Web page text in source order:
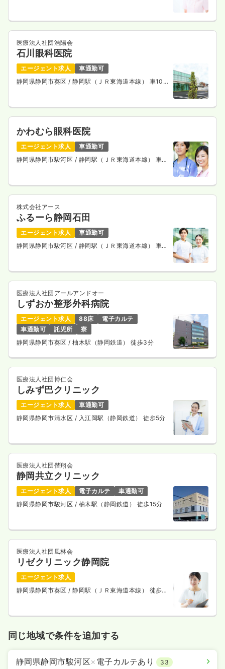
医療法人社団浩陽会
石川眼科医院
エージェント求人
車通勤可
静岡県静岡市葵区/ 静岡駅（ＪＲ東海道本線） 車10
かわむら眼科医院
エージェント求人
車通勤可
静岡県静岡市駿河区 / 静岡駅（ＪＲ東海道本線） 車
株式会社アース
ふるーら静岡石田
エージェント求人
車通勤可
静岡県静岡市駿河区 / 静岡駅（ＪＲ東海道本線） 車
医療法人社団アールアンドオー
しずおか整形外科病院
エージェント求人 88床
電子カルテ
車通勤可
託児所
寮
静岡県静岡市葵区 / 柚木駅（静岡鉄道） 徒歩3分
医療法人社団博仁会
しみず巴クリニック
エージェント求人
車通勤可
静岡県静岡市清水区 / 入江岡駅（静岡鉄道） 徒歩5分
医療法人社団偕翔会
静岡共立クリニック
エージェント求人 電子カルテ
車通勤可
静岡県静岡市駿河区 / 柚木駅（静岡鉄道） 徒歩15分
医療法人社団風林会
リゼクリニック静岡院
エージェント求人
静岡県静岡市葵区/ 静岡駅（ＪＲ東海道本線） 徒歩6
同じ地域で条件を追加する
静岡県静岡市駿河区× 電子カルテあり 33